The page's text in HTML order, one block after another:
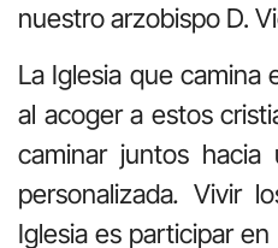
nuestro arzobispo D.
La Iglesia que camina
al acoger a estos
caminar juntos
personalizada. Vivir
Iglesia es participar